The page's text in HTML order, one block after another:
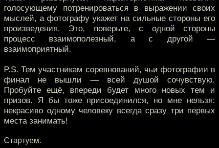
голосующему потренироваться в выражении своих
мыслей, а фотографу укажет на сильные стороны его
произведения. Это, поверьте, с одной стороны
процесс взаимополезный, а с другой —
взаимоприятный.
P.S. Тем участникам соревнований, чьи фотографии в
финал не вышли — всей душой сочувствую.
Пробуйте ещё, впереди будет много новых тем и
призов. Я бы тоже присоединился, но мне нельзя:
некрасиво одному человеку всегда сразу три первых
места занимать!
Стартуем.